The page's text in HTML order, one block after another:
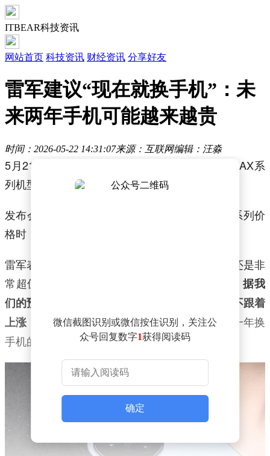
ITBEAR科技资讯
网站首页 科技资讯 财经资讯 分享好友
雷军建议“现在就换手机”：未
来两年手机可能越来越贵
时间：2026-05-22 14:31:07来源：互联网编辑：汪淼
5月21日晚间，小米召开新品发布会，小米17 MAX系
列机型正式亮相。
发布会上，小米创始人雷军在公布小米17 MAX系列价
格时，谈到了当前手机行业面临的成本压力。
雷军表示，在内存暴涨的当下，小米给出的定价还是非
常超值的。“而且我想跟大家说几句，
未来两年，据我
们的预测，内存还会持续上涨，手机的售价不得不跟着
上涨，手机可能会越来越贵。如果你有计划未来一年换
手机的话，我强烈推荐你，现在就换。”
微信截图识别或微信按住识别，关注公
众号回复数字1获得阅读码
确定